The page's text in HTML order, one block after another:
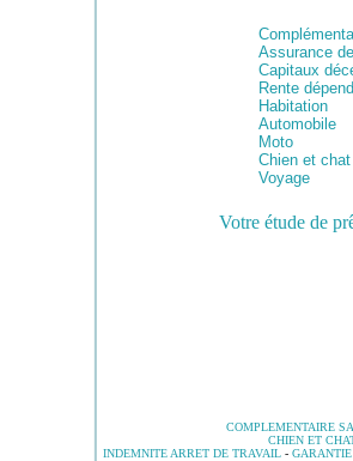
Assurance
Capitaux
Rente
Habitation
Automobile
Moto
Chien et chat
Voyage
Votre étude de
COMPLEMENTAIRE
CHIEN ET
INDEMNITE ARRET DE TRAVAIL -